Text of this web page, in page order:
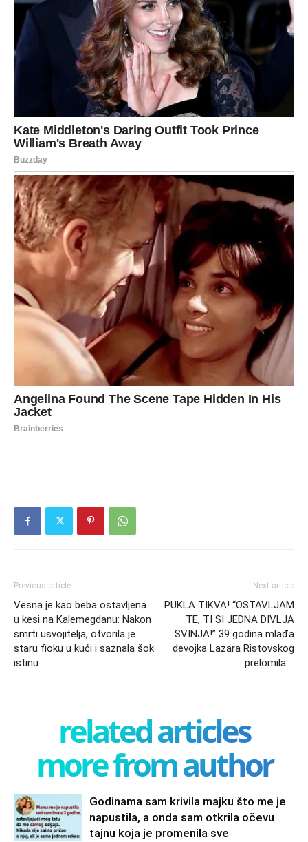
Previous article
Vesna je kao beba ostavljena
u kesi na Kalemegdanu: Nakon
smrti usvojitelja, otvorila je
staru fioku u kući i saznala šok
istinu
Next article
PUKLA TIKVA! “OSTAVLJAM
TE, TI SI JEDNA DIVLJA
SVINJA!” 39 godina mlađa
devojka Lazara Ristovskog
prelomila….
related articles
more from author
Godinama sam krivila majku što me je
napustila, a onda sam otkrila očevu
tajnu koja je promenila sve